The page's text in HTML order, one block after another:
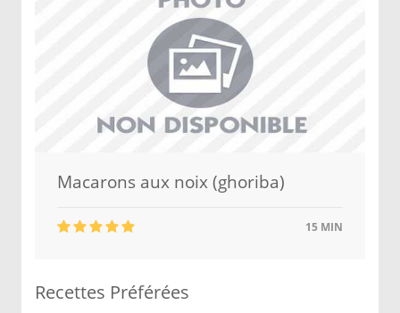
Macarons aux noix (ghoriba)
15 MIN
Recettes Préférées